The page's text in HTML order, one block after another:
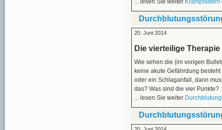
... lesen Sie weiter
20. Juni 2014
Die vierteilige
Wie sehen die (im vorigen
keine akute Gefährdung
oder ein Schlaganfall, dann
das? Was sind die vier Punkte?
... lesen Sie weiter